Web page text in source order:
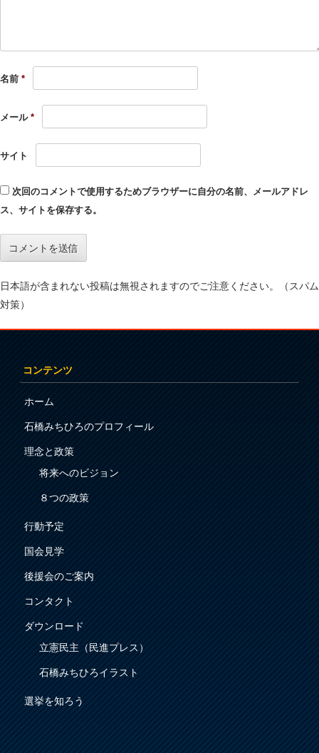
名前 *
メール *
サイト
次回のコメントで使用するためブラウザーに自分の名前、メールアドレ
ス、サイトを保存する。
日本語が含まれない投稿は無視されますのでご注意ください。（スパム
対策）
コンテンツ
ホーム
石橋みちひろのプロフィール
理念と政策
将来へのビジョン
８つの政策
行動予定
国会見学
後援会のご案内
コンタクト
ダウンロード
立憲民主（民進プレス）
石橋みちひろイラスト
選挙を知ろう